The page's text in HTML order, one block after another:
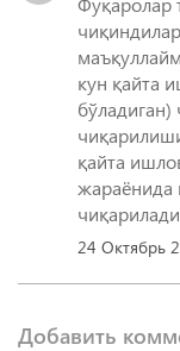
кун қайта
қайта
жараёнида
24 Октябрь
Добавить